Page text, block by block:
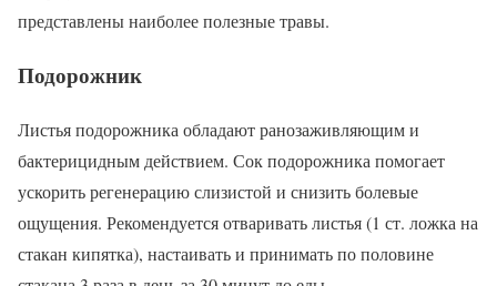
представлены наиболее полезные травы.
Подорожник
Листья подорожника обладают ранозаживляющим и
бактерицидным действием. Сок подорожника помогает
ускорить регенерацию слизистой и снизить болевые
ощущения. Рекомендуется отваривать листья (1 ст. ложка на
стакан кипятка), настаивать и принимать по половине